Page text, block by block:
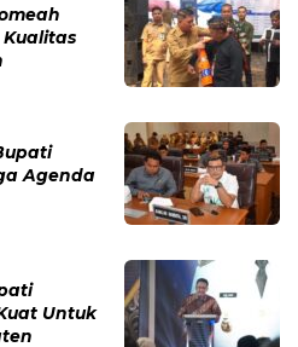
Agenda
Untuk